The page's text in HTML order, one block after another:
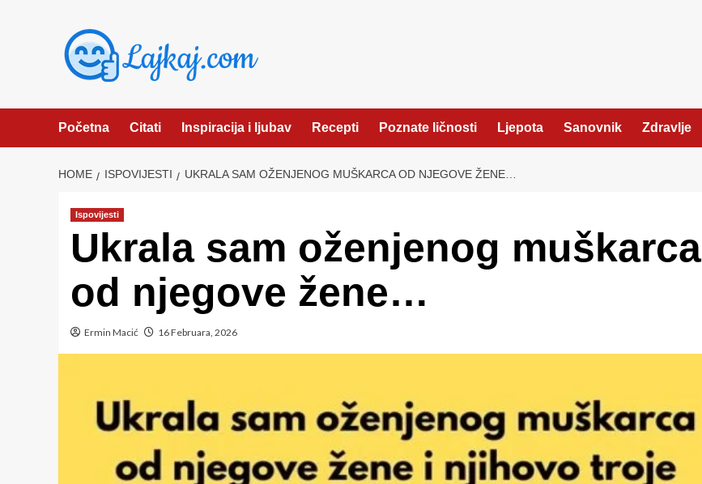
Početna Citati Inspiracija i ljubav Recepti Poznate ličnosti Ljepota Sanovnik Zdravlje
HOME ISPOVIJESTI UKRALA SAM OŽENJENOG MUŠKARCA OD NJEGOVE ŽENE…
Ispovijesti
Ukrala sam oženjenog muškarca
od njegove žene…
Ermin Macić 16 Februara, 2026